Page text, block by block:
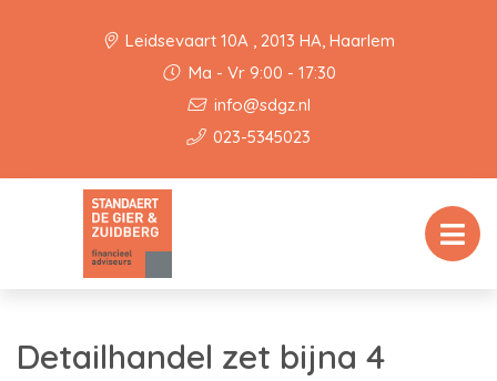
Leidsevaart 10A , 2013 HA, Haarlem
Ma - Vr 9:00 - 17:30
info@sdgz.nl
023-5345023
Detailhandel zet bijna 4